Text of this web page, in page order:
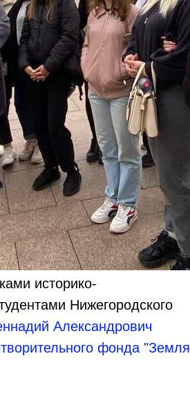
историко-
Нижегородского
Александрович
фонда "Земля